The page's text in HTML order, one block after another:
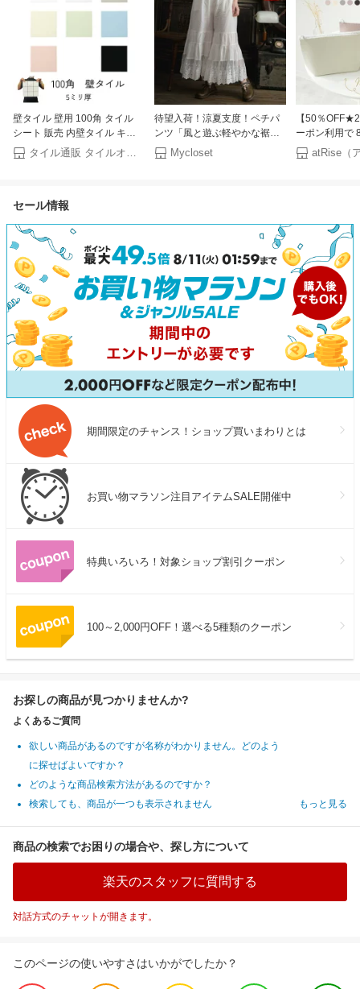
壁タイル 壁用 100角 タイル
シート 販売 内壁タイル キッ
チン 浴室 トイレ 壁 インテリ
ア 昔ながらの 内装 白 グレー
タイル通販 タイルオンライン
待望入荷！涼夏支度！ペチパ
ンツ「風と遊ぶ軽やかな裾、
眠る一着を蘇らせる魔法の重
ね着」柔らかな肌触りと締め
Mycloset
【50％
ーポン利用で
新色登場
ルミ／保冷バ
カワイイ 可
atRise（
セール情報
期間限定のチャンス！ショップ買いまわりとは
お買い物マラソン注目アイテムSALE開催中
特典いろいろ！対象ショップ割引クーポン
100～2,000円OFF！選べる5種類のクーポン
お探しの商品が見つかりませんか?
よくあるご質問
欲しい商品があるのですが名称がわかりません。どのよう
に探せばよいですか？
どのような商品検索方法があるのですか？
検索しても、商品が一つも表示されません
もっと見る
商品の検索でお困りの場合や、探し方について
楽天のスタッフに質問する
対話方式のチャットが開きます。
このページの使いやすさはいかがでしたか？